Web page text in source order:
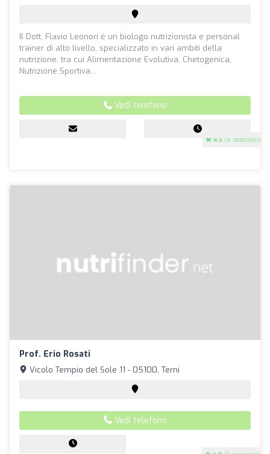
4.3 (6 recensioni)
Il Dott. Flavio Leonori è un biologo nutrizionista e personal
trainer di alto livello, specializzato in vari ambiti della
nutrizione, tra cui Alimentazione Evolutiva, Chetogenica,
Nutrizione Sportiva...
Vedi telefono
Prof. Erio Rosati
Vicolo Tempio del Sole 11 - 05100, Terni
Vedi telefono